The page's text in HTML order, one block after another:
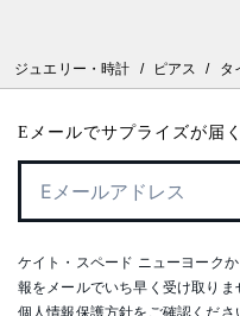
ジュエリー・時計 / ピアス / タ
Eメールでサプライズが届
ケイト・スペード ニューヨーク
報をメールでいち早く受け取りま
個人情報保護方針をご確認くださ